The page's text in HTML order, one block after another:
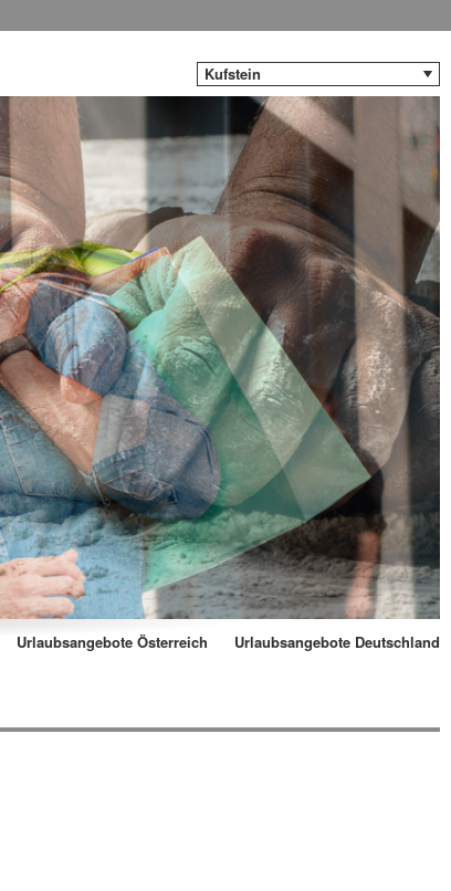
Kufstein
Urlaubsangebote Österreich Urlaubsangebote Deutschland